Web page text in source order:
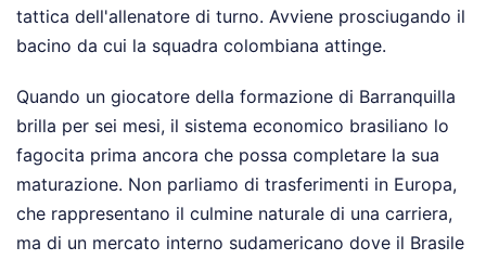
tattica dell'allenatore di turno. Avviene prosciugando il
bacino da cui la squadra colombiana attinge.
Quando un giocatore della formazione di Barranquilla
brilla per sei mesi, il sistema economico brasiliano lo
fagocita prima ancora che possa completare la sua
maturazione. Non parliamo di trasferimenti in Europa,
che rappresentano il culmine naturale di una carriera,
ma di un mercato interno sudamericano dove il Brasile